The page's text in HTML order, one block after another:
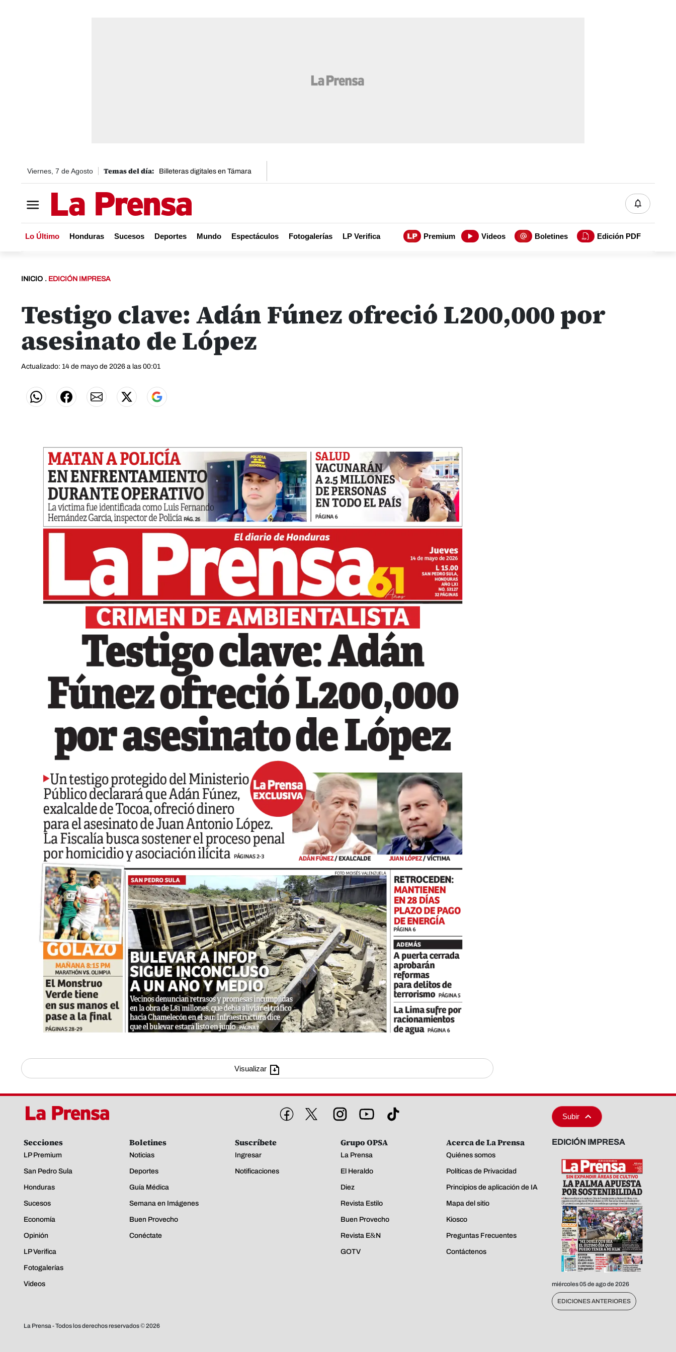
Viernes, 7 de Agosto Billeteras digitales en Támara
Lo Último Honduras Sucesos Deportes Mundo Espectáculos Fotogalerías LP Verifica Premium Videos Boletines Edición PDF
INICIO . EDICIÓN IMPRESA
Testigo clave: Adán Fúnez ofreció L200,000 por
asesinato de López
Actualizado: 14 de mayo de 2026 a las 00:01
Visualizar
Subir
Secciones
LP Premium
San Pedro Sula
Honduras
Sucesos
Economía
Opinión
LP Verifica
Fotogalerías
Videos
Boletines
Noticias
Deportes
Guía Médica
Semana en Imágenes
Buen Provecho
Conéctate
Suscríbete
Ingresar
Notificaciones
Grupo OPSA
La Prensa
El Heraldo
Diez
Revista Estilo
Buen Provecho
Revista E&N
GOTV
Acerca de La Prensa
Quiénes somos
Políticas de Privacidad
Principios de aplicación de IA
Mapa del sitio
Kiosco
Preguntas Frecuentes
Contáctenos
EDICIÓN IMPRESA
miércoles 05 de ago de 2026
EDICIONES ANTERIORES
La Prensa - Todos los derechos reservados ©2026